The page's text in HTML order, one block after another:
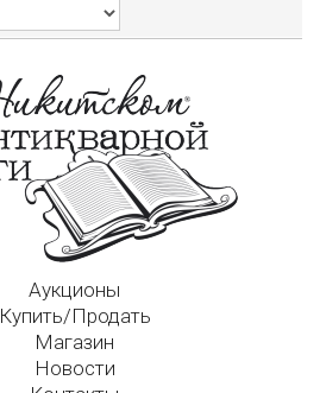
Аукционы
Купить/Продать
Магазин
Новости